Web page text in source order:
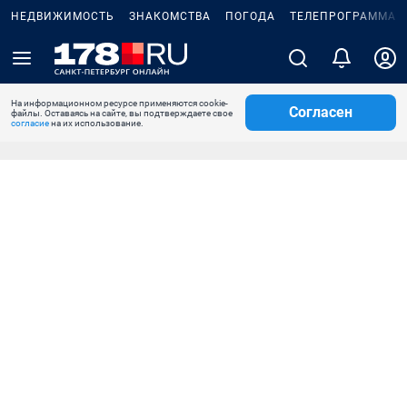
НЕДВИЖИМОСТЬ ЗНАКОМСТВА ПОГОДА ТЕЛЕПРОГРАММА
На информационном ресурсе применяются cookie-
файлы. Оставаясь на сайте, вы подтверждаете свое
согласиена их использование.
Согласен